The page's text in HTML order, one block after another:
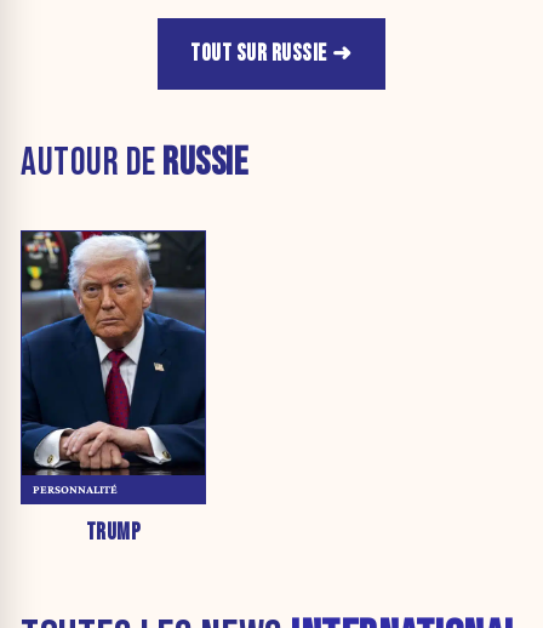
TOUT SUR RUSSIE
AUTOUR DERUSSIE
TRUMP
PERSONNALITÉ